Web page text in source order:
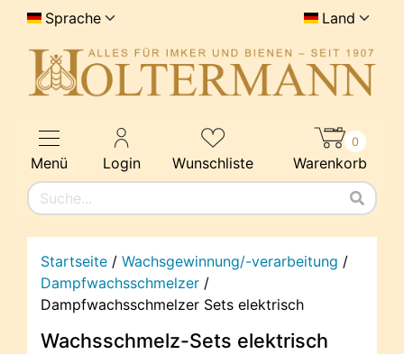
Sprache Land
Menü Login Wunschliste Warenkorb
0
Startseite / Wachsgewinnung/-verarbeitung /
Dampfwachsschmelzer /
Dampfwachsschmelzer Sets elektrisch
Wachsschmelz-Sets elektrisch